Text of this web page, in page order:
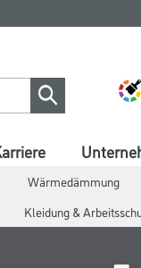
Wärmedämmung
Kleidung &